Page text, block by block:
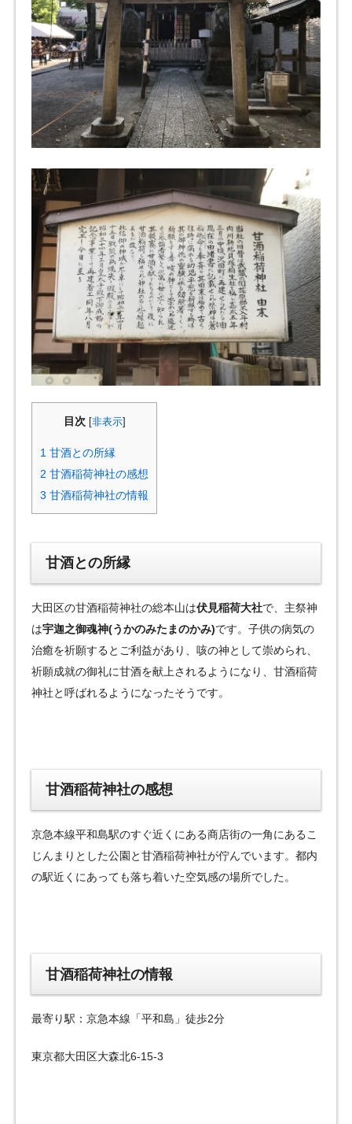
目次 非表示]
1 甘酒との所縁
2 甘酒稲荷神社の感想
3 甘酒稲荷神社の情報
甘酒との所縁
大田区の甘酒稲荷神社の総本山は伏見稲荷大社で、主祭神
は宇迦之御魂神(うかのみたまのかみ)です。子供の病気の
治癒を祈願するとご利益があり、咳の神として崇められ、
祈願成就の御礼に甘酒を献上されるようになり、甘酒稲荷
神社と呼ばれるようになったそうです。
甘酒稲荷神社の感想
京急本線平和島駅のすぐ近くにある商店街の一角にあるこ
じんまりとした公園と甘酒稲荷神社が佇んでいます。都内
の駅近くにあっても落ち着いた空気感の場所でした。
甘酒稲荷神社の情報
最寄り駅：京急本線「平和島」徒歩2分
東京都大田区大森北6-15-3